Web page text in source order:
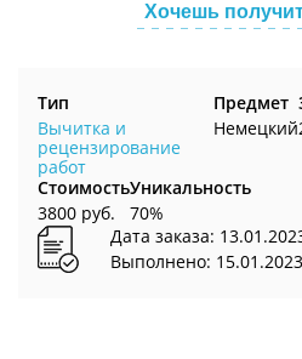
Хочешь
Тип
Вычитка и
рецензирование
работ
Предмет
Немецкий
Стоимость
3800 руб.
Уникальность
70%
Дата заказа:
Выполнено: 15.01.2023